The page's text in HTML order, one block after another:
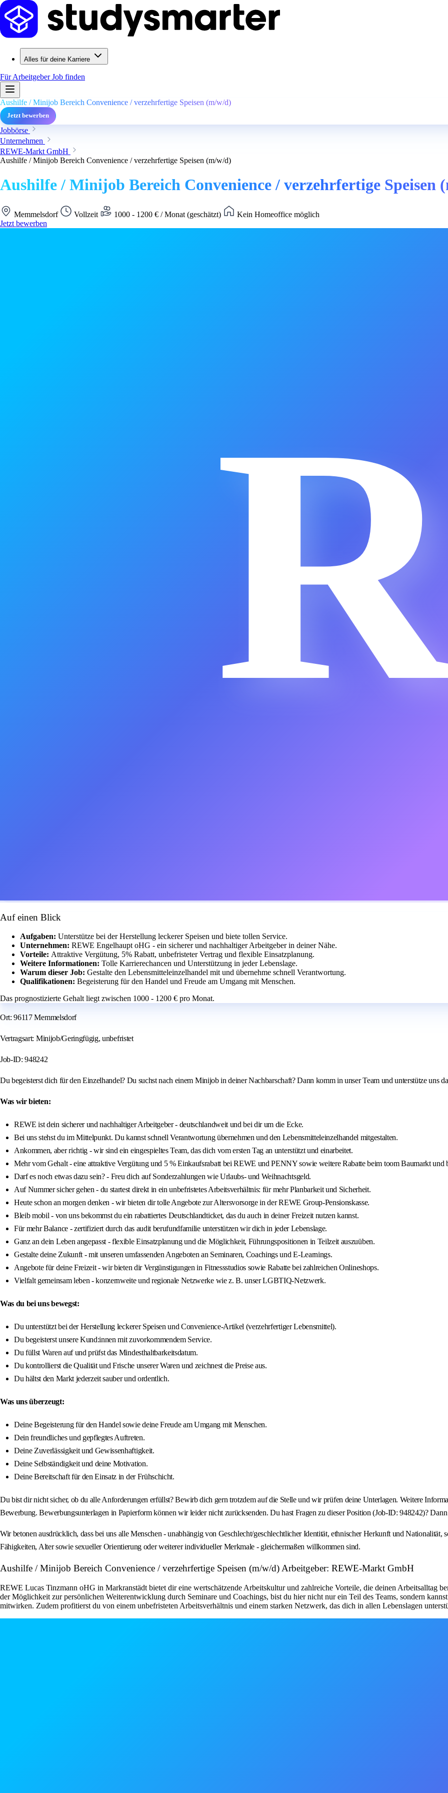
Alles für deine Karriere
Für ArbeitgeberJob finden
Aushilfe / Minijob Bereich Convenience / verzehrfertige Speisen (m/w/d)
Jetzt bewerben
Jobbörse
Unternehmen
REWE-Markt GmbH
Aushilfe / Minijob Bereich Convenience / verzehrfertige Speisen (m/w/d)
Aushilfe / Minijob Bereich Convenience / verzehrfertige Speisen
Memmelsdorf Vollzeit 1000 - 1200 € / Monat (geschätzt)
Kein Homeoffice möglich
Jetzt bewerben
Auf einen Blick
Aufgaben: Unterstütze bei der Herstellung leckerer Speisen und biete tollen Service.
Unternehmen: REWE Engelhaupt oHG - ein sicherer und nachhaltiger Arbeitgeber in deiner Nähe.
Vorteile: Attraktive Vergütung, 5% Rabatt, unbefristeter Vertrag und flexible Einsatzplanung.
Weitere Informationen: Tolle Karrierechancen und Unterstützung in jeder Lebenslage.
Warum dieser Job: Gestalte den Lebensmitteleinzelhandel mit und übernehme schnell Verantwortung.
Qualifikationen: Begeisterung für den Handel und Freude am Umgang mit Menschen.
Das prognostizierte Gehalt liegt zwischen 1000 - 1200 € pro Monat.
Ort: 96117 Memmelsdorf
Vertragsart: Minijob/Geringfügig, unbefristet
Job-ID: 948242
Du begeisterst dich für den Einzelhandel? Du suchst nach einem Minijob in deiner Nachbarschaft? Dann komm in unser Team und unterstütze
Was wir bieten:
REWE ist dein sicherer und nachhaltiger Arbeitgeber - deutschlandweit und bei dir um die Ecke.
Bei uns stehst du im Mittelpunkt. Du kannst schnell Verantwortung übernehmen und den Lebensmitteleinzelhandel mitgestalten.
Ankommen, aber richtig - wir sind ein eingespieltes Team, das dich vom ersten Tag an unterstützt und einarbeitet.
Mehr vom Gehalt - eine attraktive Vergütung und 5 % Einkaufsrabatt bei REWE und PENNY sowie weitere Rabatte beim toom Baumarkt
Darf es noch etwas dazu sein? - Freu dich auf Sonderzahlungen wie Urlaubs- und Weihnachtsgeld.
Auf Nummer sicher gehen - du startest direkt in ein unbefristetes Arbeitsverhältnis: für mehr Planbarkeit und Sicherheit.
Heute schon an morgen denken - wir bieten dir tolle Angebote zur Altersvorsorge in der REWE Group-Pensionskasse.
Bleib mobil - von uns bekommst du ein rabattiertes Deutschlandticket, das du auch in deiner Freizeit nutzen kannst.
Für mehr Balance - zertifiziert durch das audit berufundfamilie unterstützen wir dich in jeder Lebenslage.
Ganz an dein Leben angepasst - flexible Einsatzplanung und die Möglichkeit, Führungspositionen in Teilzeit auszuüben.
Gestalte deine Zukunft - mit unseren umfassenden Angeboten an Seminaren, Coachings und E-Learnings.
Angebote für deine Freizeit - wir bieten dir Vergünstigungen in Fitnessstudios sowie Rabatte bei zahlreichen Onlineshops.
Vielfalt gemeinsam leben - konzernweite und regionale Netzwerke wie z. B. unser LGBTIQ-Netzwerk.
Was du bei uns bewegst:
Du unterstützt bei der Herstellung leckerer Speisen und Convenience-Artikel (verzehrfertiger Lebensmittel).
Du begeisterst unsere Kund:innen mit zuvorkommendem Service.
Du füllst Waren auf und prüfst das Mindesthaltbarkeitsdatum.
Du kontrollierst die Qualität und Frische unserer Waren und zeichnest die Preise aus.
Du hältst den Markt jederzeit sauber und ordentlich.
Was uns überzeugt:
Deine Begeisterung für den Handel sowie deine Freude am Umgang mit Menschen.
Dein freundliches und gepflegtes Auftreten.
Deine Zuverlässigkeit und Gewissenhaftigkeit.
Deine Selbständigkeit und deine Motivation.
Deine Bereitschaft für den Einsatz in der Frühschicht.
Du bist dir nicht sicher, ob du alle Anforderungen erfüllst? Bewirb dich gern trotzdem auf die Stelle und wir prüfen deine Unterlagen. Weitere
Bewerbung. Bewerbungsunterlagen in Papierform können wir leider nicht zurücksenden. Du hast Fragen zu dieser Position (Job-ID: 948242)?
Wir betonen ausdrücklich, dass bei uns alle Menschen - unabhängig von Geschlecht/geschlechtlicher Identität, ethnischer Herkunft und
Fähigkeiten, Alter sowie sexueller Orientierung oder weiterer individueller Merkmale - gleichermaßen willkommen sind.
Aushilfe / Minijob Bereich Convenience / verzehrfertige Speisen (m/w/d) Arbeitgeber: REWE-Markt GmbH
REWE Lucas Tinzmann oHG in Markranstädt bietet dir eine wertschätzende Arbeitskultur und zahlreiche Vorteile, die deinen Arbeitsalltag
der Möglichkeit zur persönlichen Weiterentwicklung durch Seminare und Coachings, bist du hier nicht nur ein Teil des Teams, sondern
mitwirken. Zudem profitierst du von einem unbefristeten Arbeitsverhältnis und einem starken Netzwerk, das dich in allen Lebenslagen